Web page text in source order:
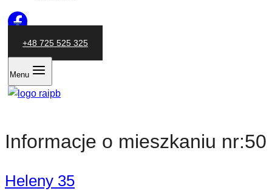
+48 725 525 325
Menu
Informacje o mieszkaniu nr:50
Heleny 35